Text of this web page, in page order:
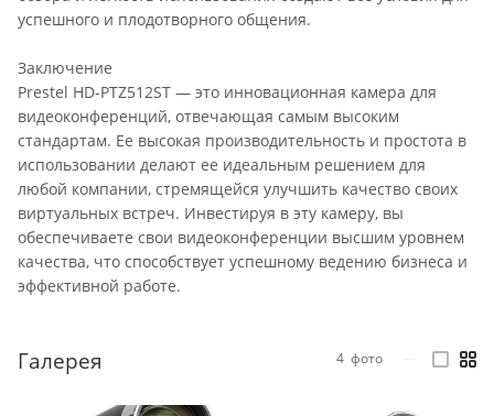
успешного и плодотворного общения.
Заключение
Prestel HD-PTZ512ST — это инновационная камера для
видеоконференций, отвечающая самым высоким
стандартам. Ее высокая производительность и простота в
использовании делают ее идеальным решением для
любой компании, стремящейся улучшить качество своих
виртуальных встреч. Инвестируя в эту камеру, вы
обеспечиваете свои видеоконференции высшим уровнем
качества, что способствует успешному ведению бизнеса и
эффективной работе.
Галерея 4 фото